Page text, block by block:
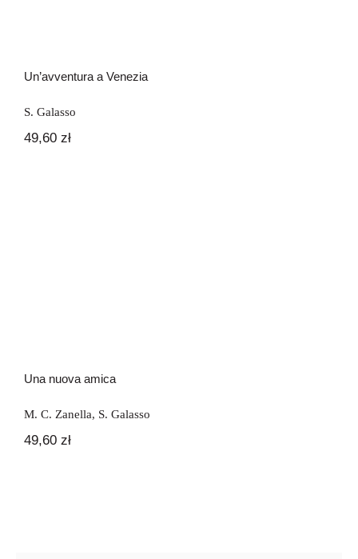
Un’avventura a Venezia
S. Galasso
49,60 zł
Una nuova amica
M. C. Zanella, S. Galasso
49,60 zł